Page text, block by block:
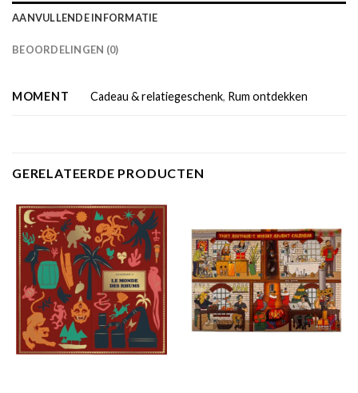
AANVULLENDE INFORMATIE
BEOORDELINGEN (0)
MOMENT Cadeau & relatiegeschenk, Rum ontdekken
GERELATEERDE PRODUCTEN